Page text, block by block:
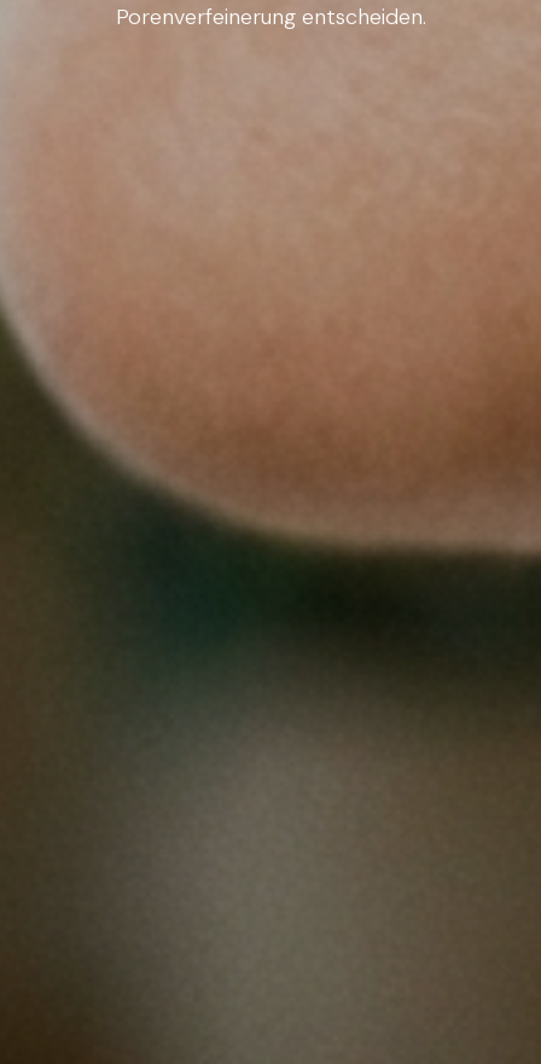
Porenverfeinerung entscheiden.